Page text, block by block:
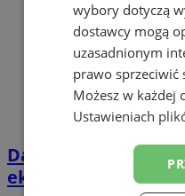
Darmowe
ekranie „Mój brat
wybory dotyczą
dostawcy mogą
uzasadnionym
prawo sprzeciwić
Możesz w każdej
Ustawieniach